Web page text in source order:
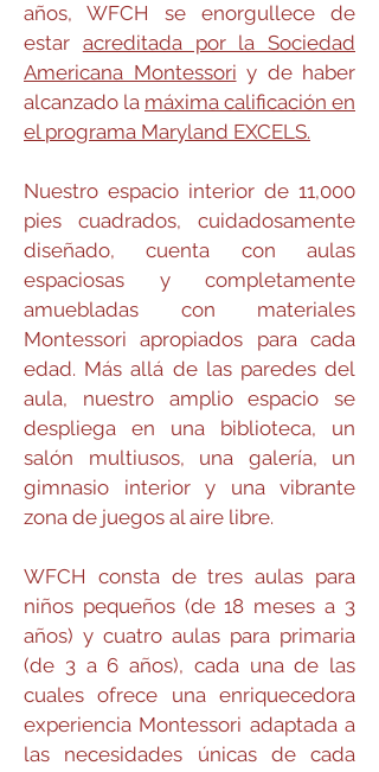
años, WFCH se enorgullece de
estar acreditada por la Sociedad
Americana Montessori y de haber
alcanzado la máxima calificación en
el programa Maryland EXCELS.
Nuestro espacio interior de 11,000
pies cuadrados, cuidadosamente
diseñado, cuenta con aulas
espaciosas y completamente
amuebladas con materiales
Montessori apropiados para cada
edad. Más allá de las paredes del
aula, nuestro amplio espacio se
despliega en una biblioteca, un
salón multiusos, una galería, un
gimnasio interior y una vibrante
zona de juegos al aire libre.
WFCH consta de tres aulas para
niños pequeños (de 18 meses a 3
años) y cuatro aulas para primaria
(de 3 a 6 años), cada una de las
cuales ofrece una enriquecedora
experiencia Montessori adaptada a
las necesidades únicas de cada